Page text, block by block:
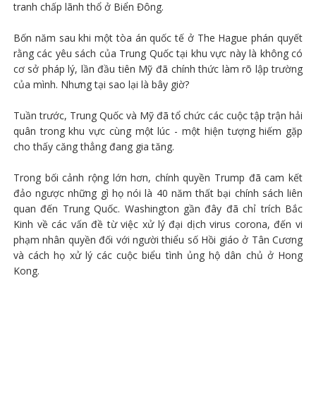
tranh chấp lãnh thổ ở Biển Đông.
Bốn năm sau khi một tòa án quốc tế ở The Hague phán quyết
rằng các yêu sách của Trung Quốc tại khu vực này là không có
cơ sở pháp lý, lần đầu tiên Mỹ đã chính thức làm rõ lập trường
của mình. Nhưng tại sao lại là bây giờ?
Tuần trước, Trung Quốc và Mỹ đã tổ chức các cuộc tập trận hải
quân trong khu vực cùng một lúc - một hiện tượng hiếm gặp
cho thấy căng thẳng đang gia tăng.
Trong bối cảnh rộng lớn hơn, chính quyền Trump đã cam kết
đảo ngược những gì họ nói là 40 năm thất bại chính sách liên
quan đến Trung Quốc. Washington gần đây đã chỉ trích Bắc
Kinh về các vấn đề từ việc xử lý đại dịch virus corona, đến vi
phạm nhân quyền đối với người thiểu số Hồi giáo ở Tân Cương
và cách họ xử lý các cuộc biểu tình ủng hộ dân chủ ở Hong
Kong.